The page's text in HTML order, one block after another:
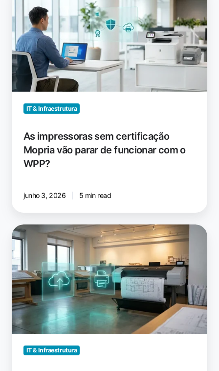
certificação
Mopria
vão
parar
de
funcionar
com
IT & Infraestrutura
As impressoras sem certificação
Mopria vão parar de funcionar com o
WPP?
junho 3, 2026 5 min read
Plotters
e
dispositivos
de
grande
formato
ainda
funcionarão
no
modo
WPP?IT & Infraestrutura